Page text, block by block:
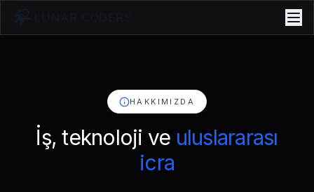
HAKKIMIZDA
İş, teknoloji ve uluslararası
icra